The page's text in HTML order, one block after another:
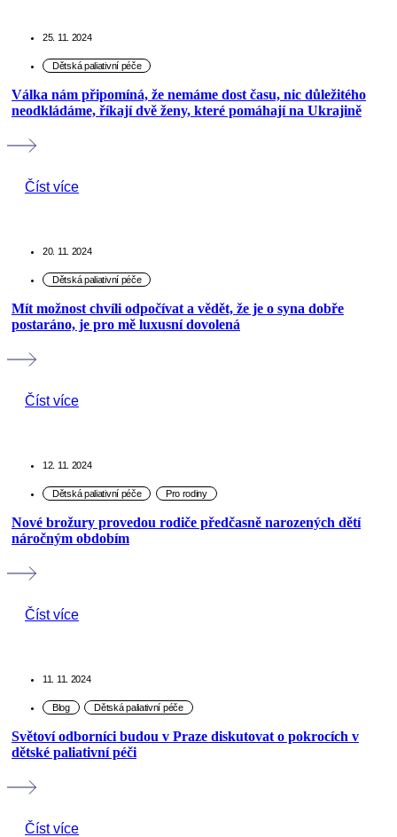
25. 11. 2024
Válka nám připomíná, že nemáme dost času, nic důležitého
neodkládáme, říkají dvě ženy, které pomáhají na Ukrajině
Číst více
20. 11. 2024
Mít možnost chvíli odpočívat a vědět, že je o syna dobře
postaráno, je pro mě luxusní dovolená
Číst více
12. 11. 2024
Nové brožury provedou rodiče předčasně narozených dětí
náročným obdobím
Číst více
11. 11. 2024
Světoví odborníci budou v Praze diskutovat o pokrocích v
dětské paliativní péči
Číst více